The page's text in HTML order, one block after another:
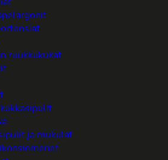
ruukkukukat
ja mukulat